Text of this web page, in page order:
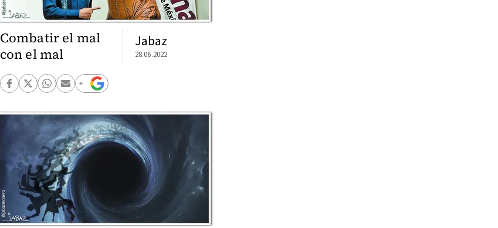
Combatir el mal
con el mal
Jabaz
28.06.2022